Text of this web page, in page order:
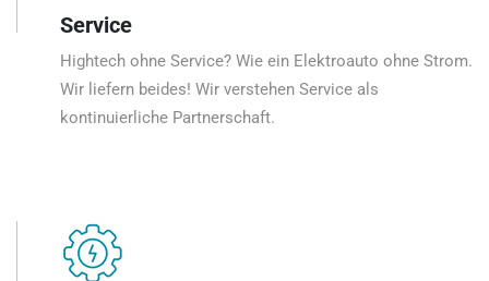
Service
Hightech ohne Service? Wie ein Elektroauto ohne Strom.
Wir liefern beides! Wir verstehen Service als
kontinuierliche Partnerschaft.